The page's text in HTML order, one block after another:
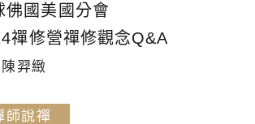
佛國美國分會
禪修營禪修觀念Q&A
羿緻
師說禪